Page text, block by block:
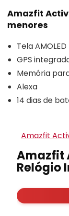
Amazfit
menores
Tela AMOLED
GPS
Memória
Alexa
14 dias de
Amazfit
Amazfit
Relógio